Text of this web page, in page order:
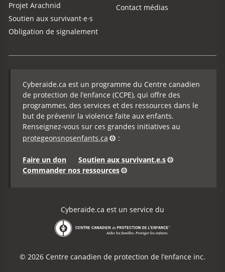
Projet Arachnid
Soutien aux survivant·e·s
Obligation de signalement
Contact médias
Cyberaide.ca est un programme du Centre canadien
de protection de l’enfance (CCPE), qui offre des
programmes, des services et des ressources dans le
but de prévenir la violence faite aux enfants.
Renseignez‑vous sur ces grandes initiatives au
protegeonsnosenfants.ca
:
Faire un don
Soutien aux survivant.e.s
Commander nos ressources
Cyberaide.ca est un service du
Centre canadien de protection de l’enfance
© 2026 Centre canadien de protection de l’enfance inc.